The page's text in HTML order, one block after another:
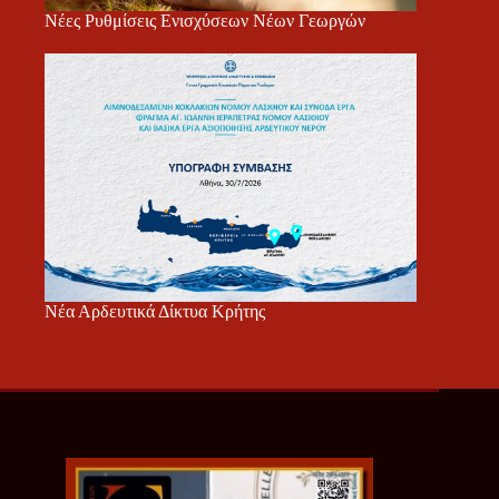
Νέες Ρυθμίσεις Ενισχύσεων Νέων Γεωργών
Νέα Αρδευτικά Δίκτυα Κρήτης